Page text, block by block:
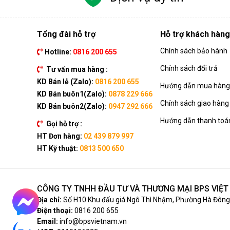
Tổng đài hỗ trợ
Hotline: 0816 200 655
Tư vấn mua hàng :
KD Bán lẻ (Zalo): 0816 200 655
KD Bán buôn1(Zalo): 0878 229 666
KD Bán buôn2(Zalo): 0947 292 666
Gọi hỗ trợ :
HT Đơn hàng: 02 439 879 997
HT Kỹ thuật: 0813 500 650
Hỗ trợ khách hàng
Chính sách bảo hành
Chính sách đổi trả
Hướng dẫn mua
Chính sách giao hàng
Hướng dẫn thanh
CÔNG TY TNHH ĐẦU TƯ VÀ THƯƠNG MẠI BPS
Địa chỉ: Số H10 Khu đấu giá Ngô Thì Nhậm, Phường Hà
Điện thoại: 0816 200 655
Email: info@bpsvietnam.vn